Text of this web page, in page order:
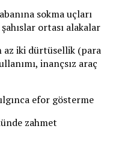
sokma uçları
ortası alakalar
az iki dürtüsellik (para
inançsız araç
efor gösterme
zahmet